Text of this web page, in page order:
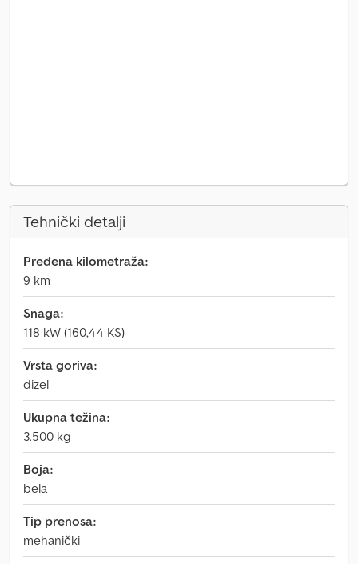
Tehnički detalji
Pređena kilometraža:
9 km
Snaga:
118 kW (160,44 KS)
Vrsta goriva:
dizel
Ukupna težina:
3.500 kg
Boja:
bela
Tip prenosa:
mehanički